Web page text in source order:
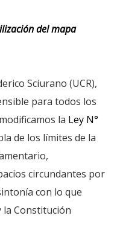
del mapa
Sciurano (UCR),
para todos los
la Ley N°
de los límites de la
circundantes por
con lo que
la Constitución